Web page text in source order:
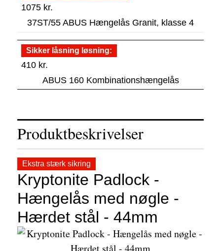
37ST/55 ABUS Hængelås Granit, klasse 4
1075 kr.
Sikker låsning løsning
ABUS 160 Kombinationshængelås
410 kr.
Produktbeskrivelser
Ekstra stærk sikring
Kryptonite Padlock -
Hængelås med nøgle -
Hærdet stål - 44mm